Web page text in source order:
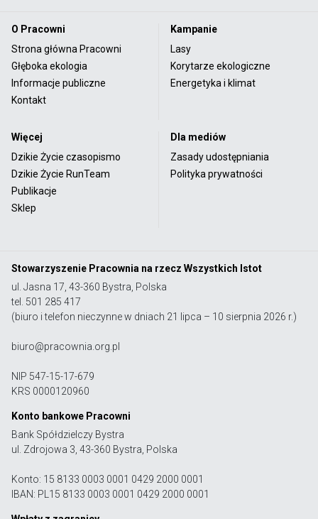
O Pracowni
Strona główna Pracowni
Głęboka ekologia
Informacje publiczne
Kontakt
Kampanie
Lasy
Korytarze ekologiczne
Energetyka i klimat
Więcej
Dzikie Życie czasopismo
Dzikie Życie RunTeam
Publikacje
Sklep
Dla mediów
Zasady udostępniania
Polityka prywatności
Stowarzyszenie Pracownia na rzecz Wszystkich Istot
ul. Jasna 17, 43-360 Bystra, Polska
tel. 501 285 417
(biuro i telefon nieczynne w dniach 21 lipca – 10 sierpnia 2026 r.)
biuro@pracownia.org.pl
NIP 547-15-17-679
KRS 0000120960
Konto bankowe Pracowni
Bank Spółdzielczy Bystra
ul. Zdrojowa 3, 43-360 Bystra, Polska
Konto: 15 8133 0003 0001 0429 2000 0001
IBAN: PL15 8133 0003 0001 0429 2000 0001